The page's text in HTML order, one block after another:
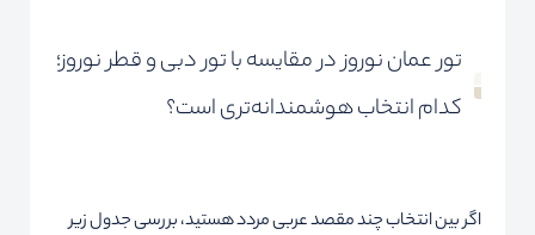
تور عمان نوروز در مقایسه با تور دبی و قطر نوروز؛
کدام انتخاب هوشمندانه‌تری است؟
اگر بین انتخاب چند مقصد عربی مردد هستید، بررسی جدول زیر